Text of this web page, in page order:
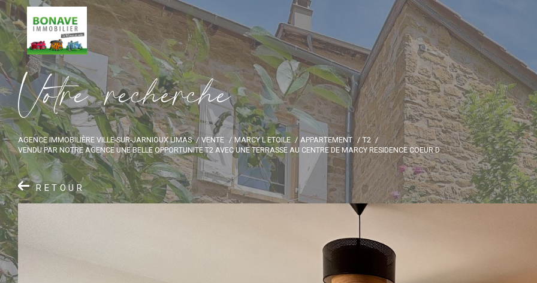
Votre recherche
AGENCE IMMOBILIÈRE VILLE-SUR-JARNIOUX LIMAS VENTE MARCY L ETOILE APPARTEMENT
T2
VENDU PAR NOTRE AGENCE UNE BELLE OPPORTUNITE T2 AVEC UNE TERRASSE AU CENTRE DE MARCY RESIDENCE COEUR D
RETOUR